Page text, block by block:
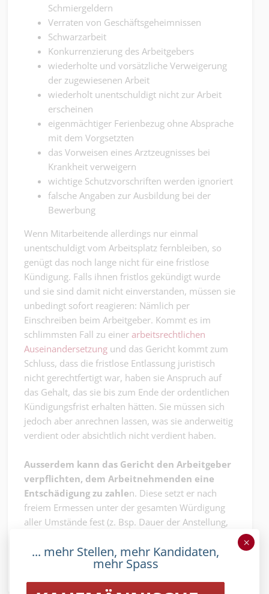
Schmiergeldern
Verraten von Geschäftsgeheimnissen
Schwarzarbeit
Konkurrenzierung des Arbeitgebers
wiederholte und vorsätzliche Verweigerung
der zugewiesenen Arbeit
wiederholt unentschuldigt nicht zur Arbeit
erscheinen
eigenmächtiger Ferienbezug ohne Absprache
mit dem Vorgsetzten
das Vorweisen eines Arztzeugnisses bei
Krankheit verweigern
wichtige Schutzvorschriften werden ignoriert
falsche Angaben zur Ausbildung bei der
Bewerbung
Wenn Mitarbeitende allerdings nur einmal
unentschuldigt vom Arbeitsplatz fernbleiben, so
genügt das noch lange nicht für eine fristlose
Kündigung. Falls ihnen fristlos gekündigt wurde
und sie sind damit nicht einverstanden, müssen sie
unbedingt sofort reagieren: Nämlich per
Einschreiben beim Arbeitgeber. Kommt es im
schlimmsten Fall zu einer arbeitsrechtlichen
Auseinandersetzung und das Gericht kommt zum
Schluss, dass die fristlose Entlassung juristisch
nicht gerechtfertigt war, haben sie Anspruch auf
das Gehalt, das sie bis zum Ende der ordentlichen
Kündigungsfrist erhalten hätten. Sie müssen sich
jedoch aber anrechnen lassen, was sie anderweitig
verdient oder absichtlich nicht verdient haben.
Ausserdem kann das Gericht den Arbeitgeber
verpflichten, dem Arbeitnehmenden eine
Entschädigung zu zahlen. Diese setzt er nach
freiem Ermessen unter der gesamten Würdigung
aller Umstände fest (z. Bsp. Dauer der Anstellung,
darf aber sechs Monatslöhne nicht übersteigen.
... mehr Stellen, mehr Kandidaten,
mehr Spass
×